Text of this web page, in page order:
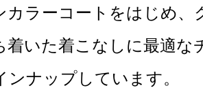
カラーコートをはじめ、
着いた着こなしに最適な
ンナップしています。